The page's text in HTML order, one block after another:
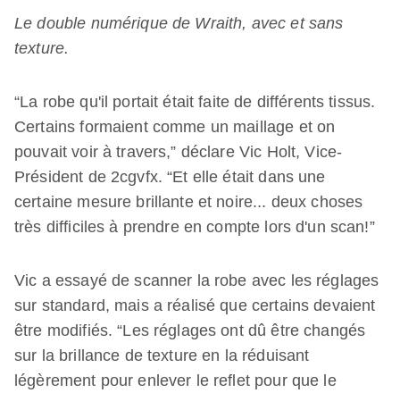
Le double numérique de Wraith, avec et sans
texture.
“La robe qu'il portait était faite de différents tissus.
Certains formaient comme un maillage et on
pouvait voir à travers,” déclare Vic Holt, Vice-
Président de 2cgvfx. “Et elle était dans une
certaine mesure brillante et noire... deux choses
très difficiles à prendre en compte lors d'un scan!”
Vic a essayé de scanner la robe avec les réglages
sur standard, mais a réalisé que certains devaient
être modifiés. “Les réglages ont dû être changés
sur la brillance de texture en la réduisant
légèrement pour enlever le reflet pour que le